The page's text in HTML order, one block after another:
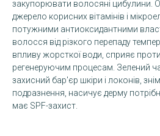
закупорювати волосяні цибулини.
джерело корисних вітамінів і
потужними антиоксидантними
волосся від різкого перепаду
впливу жорсткої води, сприяє
регенеруючим процесам. Зелений
захисний бар'єр шкіри і локонів,
подразнення, насичує дерму
має SPF-захист.